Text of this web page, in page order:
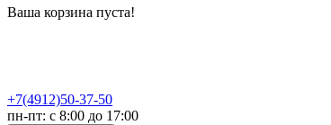
Ваша корзина пуста!
+7(4912)50-37-50
пн-пт: с 8:00 до 17:00